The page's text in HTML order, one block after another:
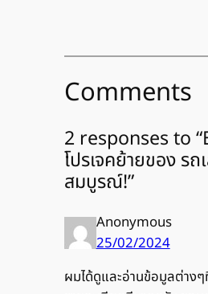
Comments
2 responses to
โปรเจคย้ายของ รถ
สมบูรณ์!”
Anonymous
25/02/2024
ผมได้ดูและอ่านข้อมูลต่าง